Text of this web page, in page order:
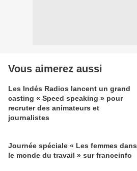
Vous aimerez aussi
Les Indés Radios lancent un grand
casting « Speed speaking » pour
recruter des animateurs et
journalistes
Journée spéciale « Les femmes dans
le monde du travail » sur franceinfo